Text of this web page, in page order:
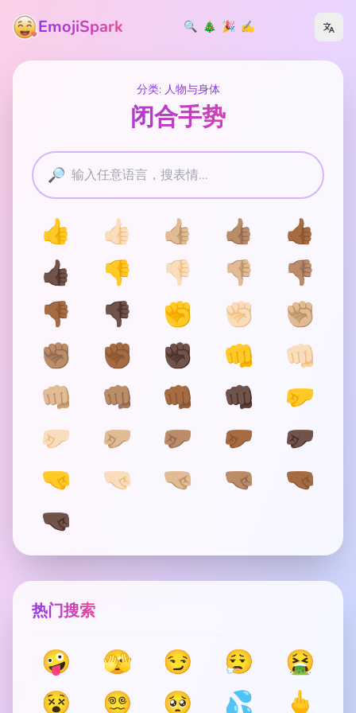
EmojiSpark 🔍 🎄 🎉 ✍️
分类: 人物与身体
闭合手势
🔎
👍 👍🏻 👍🏼 👍🏽
👍🏾
👍🏿
👎 👎🏻 👎🏼
👎🏽
👎🏾
👎🏿 ✊ ✊🏻
✊🏼
✊🏽
✊🏾 ✊🏿 👊
👊🏻
👊🏼
👊🏽 👊🏾 👊🏿
🤛
🤛🏻
🤛🏼 🤛🏽 🤛🏾
🤛🏿
🤜
🤜🏻 🤜🏼 🤜🏽
🤜🏾
🤜🏿
热门搜索
🤪 🫣 😏 😮‍💨
🤮
😵
😵‍💫 🥺 💦 🖕